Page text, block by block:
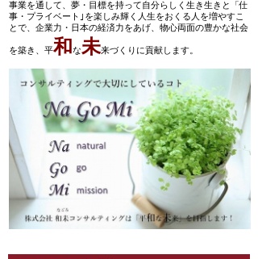
事業を通して、夢・目標を持って自分らしく生き生きと「仕
事・プライベート｣を楽しみ輝く人生をおくる人を増やすこ
とで、企業力・日本の経済力をあげ、物心両面の豊かな社会
を築き、平和 な未来づくりに貢献します。